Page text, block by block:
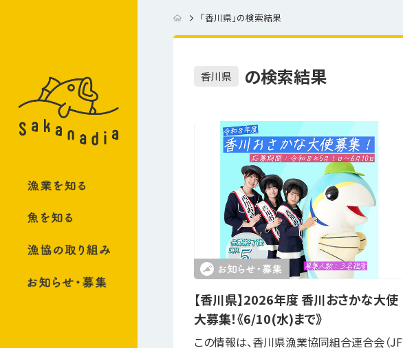
「香川県 」の検索結果
香川県 の検索結果
【香川県】2026年度 香川おさかな大使
大募集！《6/10(水)まで》
この情報は、香川県漁業協同組合連合会（JF